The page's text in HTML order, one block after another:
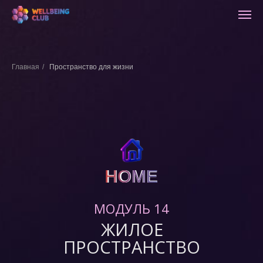
Главная / Пространство для жизни
HOME
HOME
ЖИЛОЕ
ПРОСТРАНСТВО
МОДУЛЬ 14